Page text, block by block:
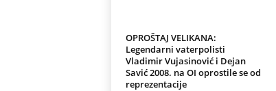
OPROŠTAJ VELIKANA:
Legendarni vaterpolisti
Vladimir Vujasinović i Dejan
Savić 2008. na OI oprostile se od
reprezentacije